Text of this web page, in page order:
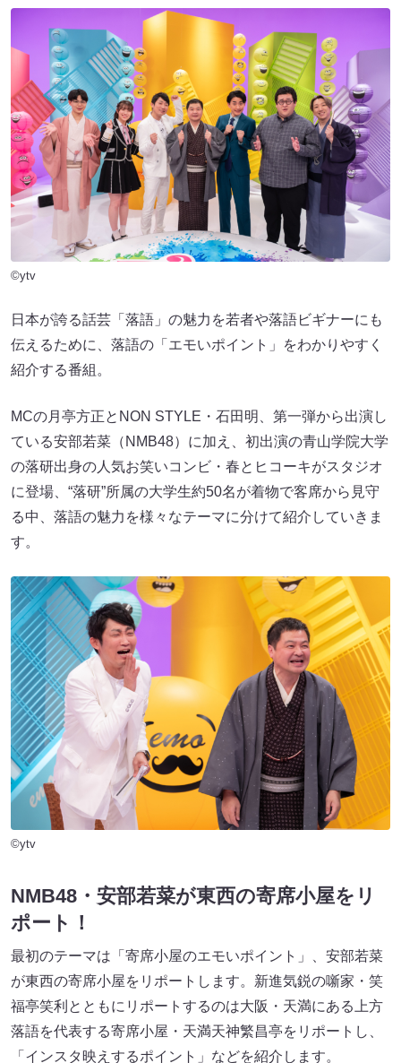
©ytv
日本が誇る話芸「落語」の魅力を若者や落語ビギナーにも
伝えるために、落語の「エモいポイント」をわかりやすく
紹介する番組。
MCの月亭方正とNON STYLE・石田明、第一弾から出演し
ている安部若菜（NMB48）に加え、初出演の青山学院大学
の落研出身の人気お笑いコンビ・春とヒコーキがスタジオ
に登場、“落研”所属の大学生約50名が着物で客席から見守
る中、落語の魅力を様々なテーマに分けて紹介していきま
す。
©ytv
NMB48・安部若菜が東西の寄席小屋をリ
ポート！
最初のテーマは「寄席小屋のエモいポイント」、安部若菜
が東西の寄席小屋をリポートします。新進気鋭の噺家・笑
福亭笑利とともにリポートするのは大阪・天満にある上方
落語を代表する寄席小屋・天満天神繁昌亭をリポートし、
「インスタ映えするポイント」などを紹介します。